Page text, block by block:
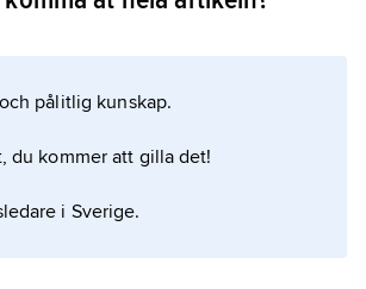
nagelskärning.
under 1800-talets senare del
stil.
pålitlig kunskap.
du kommer att gilla det!
i Sverige.